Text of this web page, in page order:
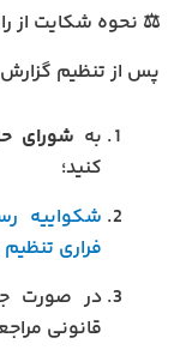
⚖️ نحوه شکایت از
پس از تنظیم
به شورای
کنید؛
شکواییه
فراری تنظیم
در صورت
قانونی